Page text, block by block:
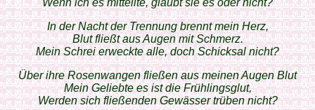
Wenn ich es mitteilte, glaubt sie es oder nicht?
In der Nacht der Trennung brennt mein Herz,
Blut fließt aus Augen mit Schmerz.
Mein Schrei erweckte alle, doch Schicksal nicht?
Über ihre Rosenwangen fließen aus meinen Augen Blut
Mein Geliebte es ist die Frühlingsglut,
Werden sich fließenden Gewässer trüben nicht?